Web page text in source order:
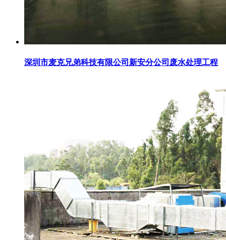
深圳市麦克兄弟科技有限公司新安分公司废水处理工程